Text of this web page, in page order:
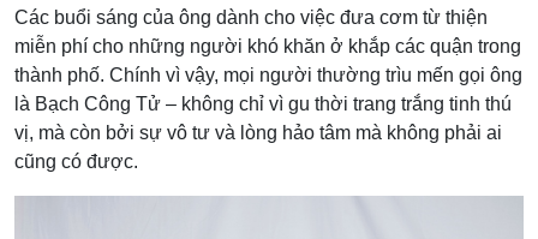
Các buổi sáng của ông dành cho việc đưa cơm từ thiện
miễn phí cho những người khó khăn ở khắp các quận trong
thành phố. Chính vì vậy, mọi người thường trìu mến gọi ông
là Bạch Công Tử – không chỉ vì gu thời trang trắng tinh thú
vị, mà còn bởi sự vô tư và lòng hảo tâm mà không phải ai
cũng có được.